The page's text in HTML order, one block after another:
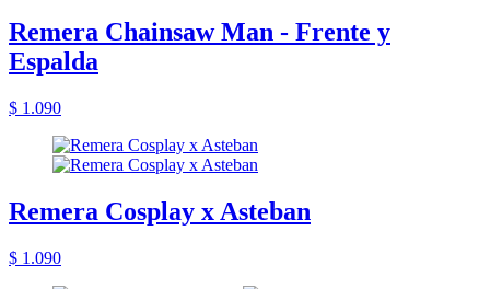
Remera Chainsaw Man - Frente y
Espalda
$ 1.090
Remera Cosplay x Asteban
$ 1.090